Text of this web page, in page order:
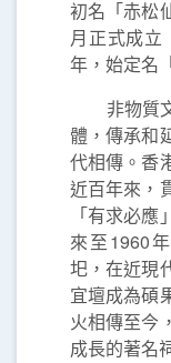
初名「赤松
月正式成立
年，始定名
非物質文
體，傳承和
代相傳。香
近百年來，
「有求必
來至1960
圯，在近現
宜壇成為碩
火相傳至今
成長的著名